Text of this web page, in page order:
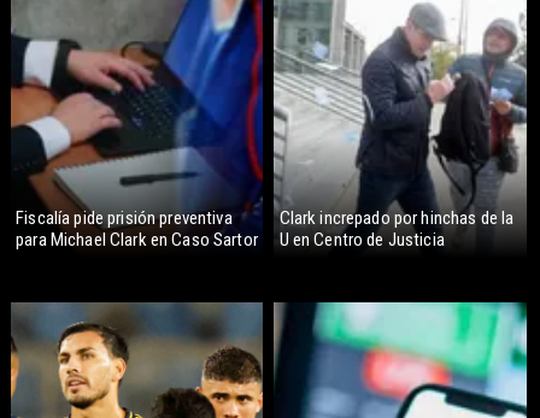
Fiscalía pide prisión preventiva
para Michael Clark en Caso Sartor
Clark increpado por hinchas de la
U en Centro de Justicia